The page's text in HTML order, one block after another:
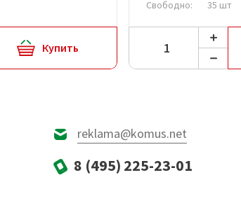
Купить
Свободно:
35 шт
reklama@komus.net
8 (495) 225-23-01